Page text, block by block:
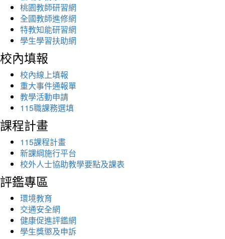
桃園教師研習網
全國教師進修網
特教知能研習網
學生學習扶助網
校內填報
校內線上填報
重大事件通報單
教學活動申請
115職課務選填
課程計畫
115課程計畫
新課綱施行平台
校外人士協助教學要點及課表
評鑑專區
環境教育
交通安全網
健康促進評鑑網
學生獎懲及申訴